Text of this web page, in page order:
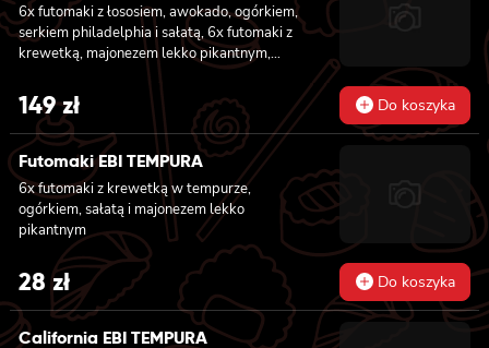
6x futomaki z łososiem, awokado, ogórkiem,
serkiem philadelphia i sałatą, 6x futomaki z
krewetką, majonezem lekko pikantnym,
ogórkiem i sałatą, 6x futomaki z tatarem z
łososia lekko pikantnym, ogórkiem, awokado,
kanpyo, sałatą, masago, szczepiorek, sezam,
8x hosomaki z łososiem, 8x california z
krewetką w tempurze, majonezem lekko
pikantnym, ogórkiem, sezamem i masago, 8x
california z łososiem, ogórkiem, serkiem
philadelphia, awokado i masago
149zł Do koszyka
Futomaki EBI TEMPURA
6x futomaki z krewetką w tempurze,
ogórkiem, sałatą i majonezem lekko
pikantnym
28zł Do koszyka
California EBI TEMPURA